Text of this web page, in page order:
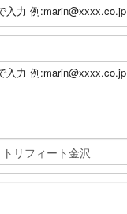
入力 例:marin@xxxx.co.jp
入力 例:marin@xxxx.co.jp